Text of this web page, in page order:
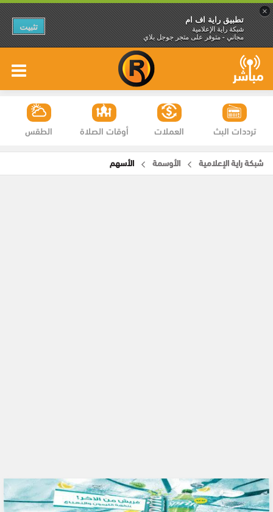
×
تطبيق راية اف ام
شبكة راية الإعلامية
مجاني - متوفر على متجر جوجل بلاي
تثبيت
الطقس أوقات الصلاة العملات ترددات البث
شبكة راية الإعلامية الأوسمة الأسهم